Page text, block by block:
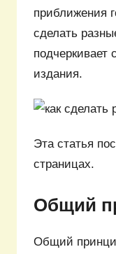
приближения
сделать
подчеркивает
издания.
Эта статья
страницах.
Общий
Общий